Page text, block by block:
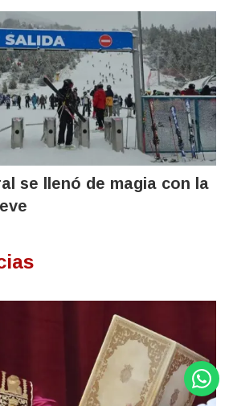
se llenó de magia con la